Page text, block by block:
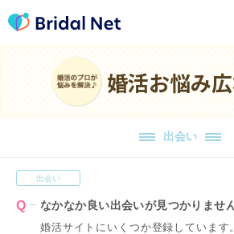
婚活お悩み
出会い
出会い
なかなか良い出会いが見つかりませ
婚活サイトにいくつか登録しています